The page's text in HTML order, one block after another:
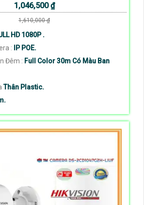
1,046,500 ₫
1,610,000 ₫
HD 1080P .
:
IP POE.
Đêm : Full Color 30m Có Màu Ban
Thân Plastic.